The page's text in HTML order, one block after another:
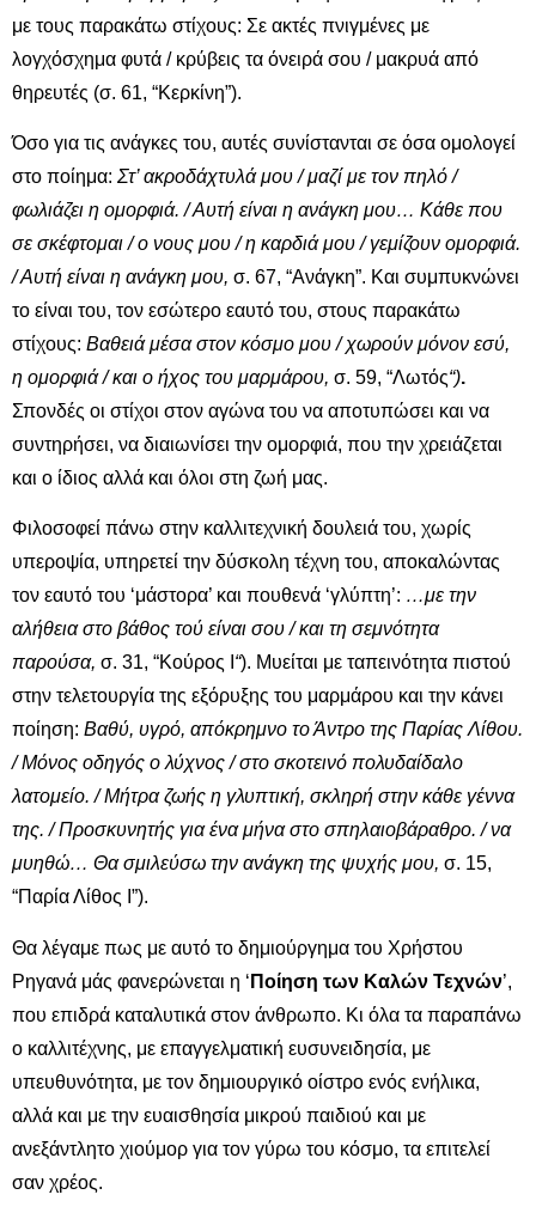
με τους παρακάτω στίχους: Σε ακτές πνιγμένες με
λογχόσχημα φυτά / κρύβεις τα όνειρά σου / μακρυά από
θηρευτές (σ. 61, “Κερκίνη”).
Όσο για τις ανάγκες του, αυτές συνίστανται σε όσα ομολογεί
στο ποίημα: Στ’ ακροδάχτυλά μου / μαζί με τον πηλό /
φωλιάζει η ομορφιά. / Αυτή είναι η ανάγκη μου… Κάθε που
σε σκέφτομαι / ο νους μου / η καρδιά μου / γεμίζουν ομορφιά.
/ Αυτή είναι η ανάγκη μου, σ. 67, “Ανάγκη”. Και συμπυκνώνει
το είναι του, τον εσώτερο εαυτό του, στους παρακάτω
στίχους: Βαθειά μέσα στον κόσμο μου / χωρούν μόνον εσύ,
η ομορφιά / και ο ήχος του μαρμάρου, σ. 59, “Λωτός“).
Σπονδές οι στίχοι στον αγώνα του να αποτυπώσει και να
συντηρήσει, να διαιωνίσει την ομορφιά, που την χρειάζεται
και ο ίδιος αλλά και όλοι στη ζωή μας.
Φιλοσοφεί πάνω στην καλλιτεχνική δουλειά του, χωρίς
υπεροψία, υπηρετεί την δύσκολη τέχνη του, αποκαλώντας
τον εαυτό του ‘μάστορα’ και πουθενά ‘γλύπτη’: …με την
αλήθεια στο βάθος τού είναι σου / και τη σεμνότητα
παρούσα, σ. 31, “Κούρος Ι “). Μυείται με ταπεινότητα πιστού
στην τελετουργία της εξόρυξης του μαρμάρου και την κάνει
ποίηση: Βαθύ, υγρό, απόκρημνο το Άντρο της Παρίας Λίθου.
/ Μόνος οδηγός ο λύχνος / στο σκοτεινό πολυδαίδαλο
λατομείο. / Μήτρα ζωής η γλυπτική, σκληρή στην κάθε γέννα
της. / Προσκυνητής για ένα μήνα στο σπηλαιοβάραθρο. / να
μυηθώ… Θα σμιλεύσω την ανάγκη της ψυχής μου, σ. 15,
“Παρία Λίθος Ι”).
Θα λέγαμε πως με αυτό το δημιούργημα του Χρήστου
Ρηγανά μάς φανερώνεται η ‘ Ποίηση των Καλών Τεχνών’,
που επιδρά καταλυτικά στον άνθρωπο. Κι όλα τα παραπάνω
ο καλλιτέχνης, με επαγγελματική ευσυνειδησία, με
υπευθυνότητα, με τον δημιουργικό οίστρο ενός ενήλικα,
αλλά και με την ευαισθησία μικρού παιδιού και με
ανεξάντλητο χιούμορ για τον γύρω του κόσμο, τα επιτελεί
σαν χρέος.